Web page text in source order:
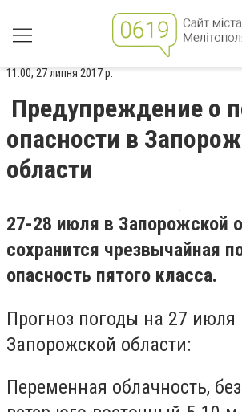
11:00, 27 липня 2017 р.
Предупреждение о
опасности в
области
27-28 июля в Запорожской
сохранится чрезвычайная
опасность пятого класса.
Прогноз погоды на 27 июля
Запорожской области:
Переменная облачность,